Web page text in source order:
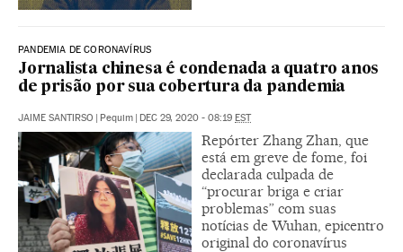
PANDEMIA DE CORONAVÍRUS
Jornalista chinesa é condenada a quatro anos
de prisão por sua cobertura da pandemia
JAIME SANTIRSO | Pequim | DEC 29, 2020 - 08:19 EST
Repórter Zhang Zhan, que
está em greve de fome, foi
declarada culpada de
“procurar briga e criar
problemas” com suas
notícias de Wuhan, epicentro
original do coronavírus